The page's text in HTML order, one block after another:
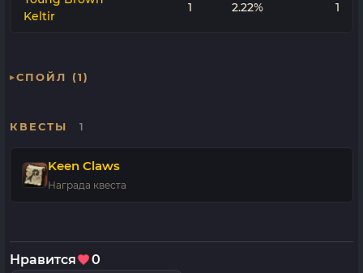
Keltir
1 2.22% 1
СПОЙЛ (1)
КВЕСТЫ 1
Keen Claws
Награда квеста
Нравится 0